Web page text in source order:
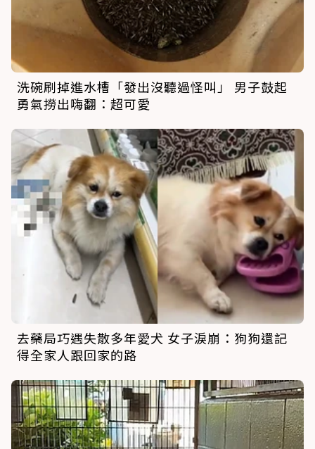
洗碗刷掉進水槽「發出沒聽過怪叫」 男子鼓起
勇氣撈出嗨翻：超可愛
去藥局巧遇失散多年愛犬 女子淚崩：狗狗還記
得全家人跟回家的路